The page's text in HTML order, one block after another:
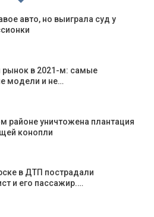
авто, но выиграла суд у
рынок в 2021-м: самые
модели и не…
районе уничтожена плантация
конопли
в ДТП пострадали
и его пассажир.…